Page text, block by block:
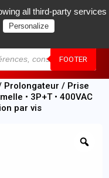
FOOTER
0
Prolongateur / Prise
• 3P+T • 400VAC
par vis
all third-party services
Personalize